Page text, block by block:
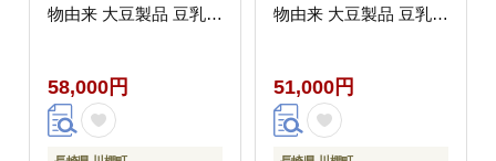
物由来 大豆製品 豆乳チ
ー対応 ヘルシー コレス
テロールゼロ ソイミル
ク 健康 乳製品不使用
58,000円
物由来 大豆製品 豆乳チ
ー対応 ヘルシー コレス
テロールゼロ ソイミル
ク 健康 乳製品不使用
51,000円